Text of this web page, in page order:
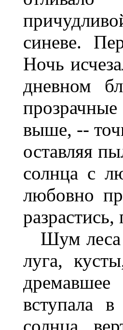
синеве.
Ночь
дневном
выше, --
оставляя
солнца с
любовно
Шум леса
луга,
вступала